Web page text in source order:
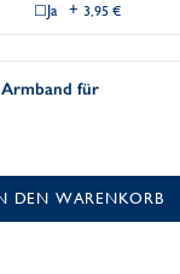
Ja + 3,95 €
Armband für
DEN WARENKORB